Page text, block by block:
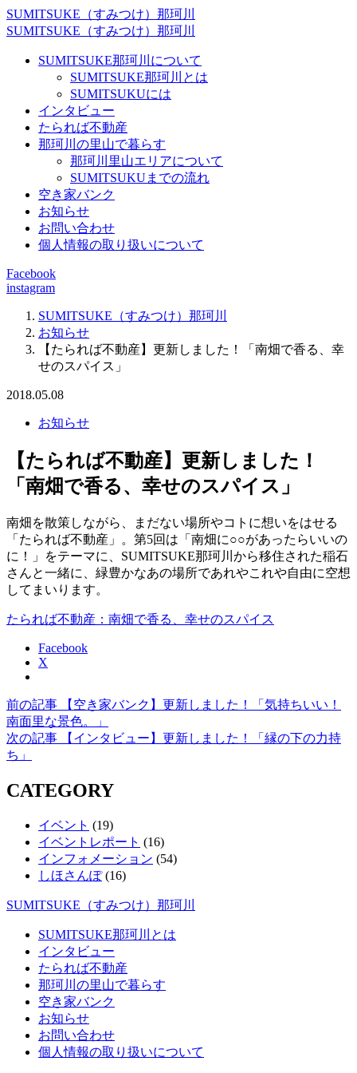
SUMITSUKE（すみつけ）那珂川
SUMITSUKE（すみつけ）那珂川
SUMITSUKE那珂川について
SUMITSUKE那珂川とは
SUMITSUKUには
インタビュー
たられば不動産
那珂川の里山で暮らす
那珂川里山エリアについて
SUMITSUKUまでの流れ
空き家バンク
お知らせ
お問い合わせ
個人情報の取り扱いについて
Facebook
instagram
SUMITSUKE（すみつけ）那珂川
お知らせ
【たられば不動産】更新しました！「南畑で香る、幸
せのスパイス」
2018.05.08
お知らせ
【たられば不動産】更新しました！
「南畑で香る、幸せのスパイス」
南畑を散策しながら、まだない場所やコトに想いをはせる
「たられば不動産」。第5回は「南畑に○○があったらいいの
に！」をテーマに、SUMITSUKE那珂川から移住された稲石
さんと一緒に、緑豊かなあの場所であれやこれや自由に空想
してまいります。
たられば不動産：南畑で香る、幸せのスパイス
Facebook
X
投
稿
ナ
ビ
ン
前の記事
前
の
記
【空き家バンク】更新しました！「気持ちいい！
南面里な景色。」
次の記事
次
事
【インタビュー】更新しました！「縁の下の力持
ち」
CATEGORY
イベント (19)
イベントレポート (16)
インフォメーション (54)
しほさんぽ(16)
SUMITSUKE（すみつけ）那珂川
SUMITSUKE那珂川とは
インタビュー
たられば不動産
那珂川の里山で暮らす
空き家バンク
お知らせ
お問い合わせ
個人情報の取り扱いについて